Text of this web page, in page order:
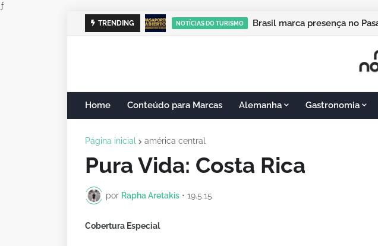
ƒ
TRENDING NOTÍCIAS DO TURISMO Campos do Jordão vai
Home Conteúdo para Marcas Alemanha Gastronomia
Página inicial américa central
Pura Vida: Costa Rica
por Rapha Aretakis • 19.5.15
Cobertura Especial